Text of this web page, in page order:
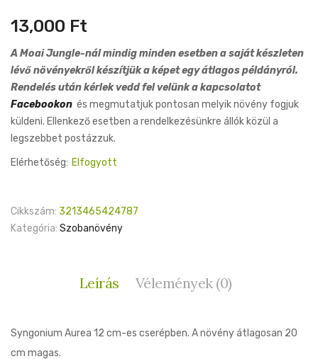
13,000 Ft
A Moai Jungle-nál mindig minden esetben a saját készleten
lévő növényekről készítjük a képet egy átlagos példányról.
Rendelés után kérlek vedd fel velünk a kapcsolatot
Facebookon és megmutatjuk pontosan melyik növény fogjuk
küldeni. Ellenkező esetben a rendelkezésünkre állók közül a
legszebbet postázzuk.
Elérhetőség: Elfogyott
Cikkszám: 3213465424787
Kategória: Szobanövény
Leírás Vélemények (0)
Syngonium Aurea 12 cm-es cserépben. A növény átlagosan 20
cm magas.